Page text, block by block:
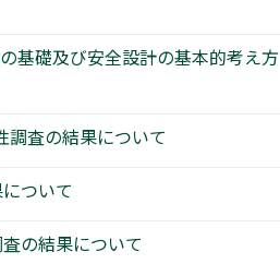
基礎及び安全設計の基本的考え方
調査の結果について
ついて
の結果について